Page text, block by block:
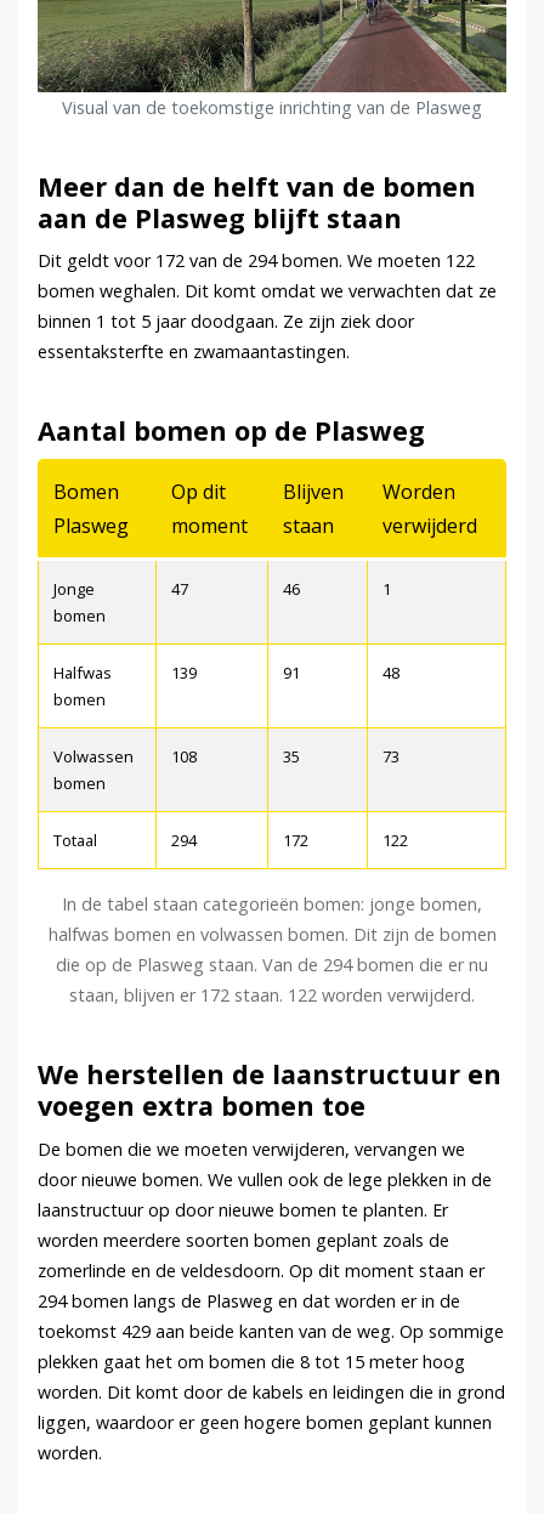
Visual van de toekomstige inrichting van de Plasweg
Meer dan de helft van de bomen
aan de Plasweg blijft staan
Dit geldt voor 172 van de 294 bomen. We moeten 122
bomen weghalen. Dit komt omdat we verwachten dat ze
binnen 1 tot 5 jaar doodgaan. Ze zijn ziek door
essentaksterfte en zwamaantastingen.
Aantal bomen op de Plasweg
Bomen
Plasweg
Op dit
moment
Blijven
staan
Worden
verwijderd
Jonge
bomen
47 46 1
Halfwas
bomen
139 91 48
Volwassen
bomen
108 35 73
Totaal 294 172 122
In de tabel staan categorieën bomen: jonge bomen,
halfwas bomen en volwassen bomen. Dit zijn de bomen
die op de Plasweg staan. Van de 294 bomen die er nu
staan, blijven er 172 staan. 122 worden verwijderd.
We herstellen de laanstructuur en
voegen extra bomen toe
De bomen die we moeten verwijderen, vervangen we
door nieuwe bomen. We vullen ook de lege plekken in de
laanstructuur op door nieuwe bomen te planten. Er
worden meerdere soorten bomen geplant zoals de
zomerlinde en de veldesdoorn. Op dit moment staan er
294 bomen langs de Plasweg en dat worden er in de
toekomst 429 aan beide kanten van de weg. Op sommige
plekken gaat het om bomen die 8 tot 15 meter hoog
worden. Dit komt door de kabels en leidingen die in grond
liggen, waardoor er geen hogere bomen geplant kunnen
worden.